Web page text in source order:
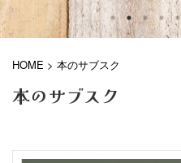
HOME > 本のサブスク
本のサブスク